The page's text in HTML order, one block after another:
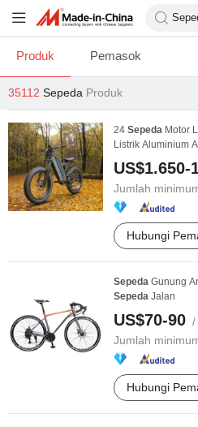
Produk Pemasok
35112 Sepeda Produk
24 Sepeda Motor
Listrik Aluminium
US$1.650-
Jumlah
Hubungi
Sepeda Gunung
Sepeda Jalan
US$70-90 /
Jumlah
Hubungi